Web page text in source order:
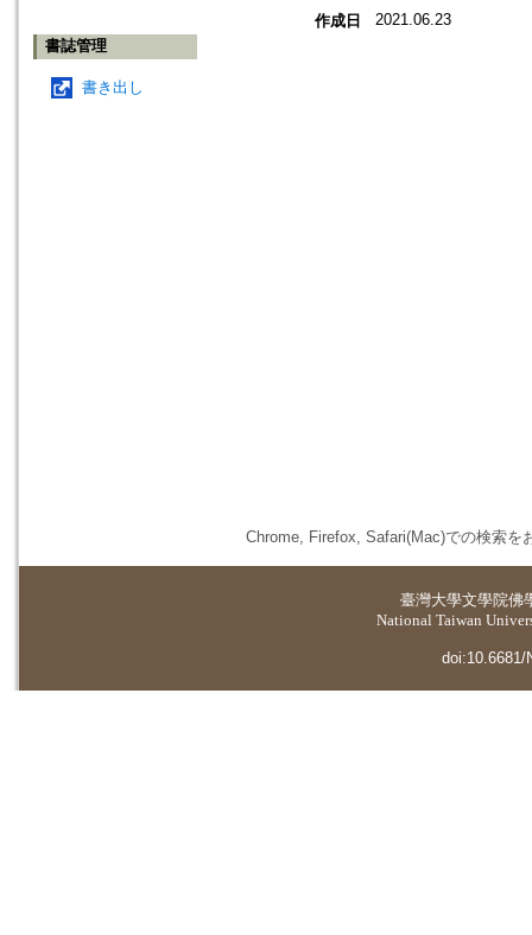
書誌管理
書き出し
作成日 2021.06.23
Chrome, Firefox, Safari(Mac)での検索を
臺灣大學文學院佛
National Taiwan
doi:10.6681/